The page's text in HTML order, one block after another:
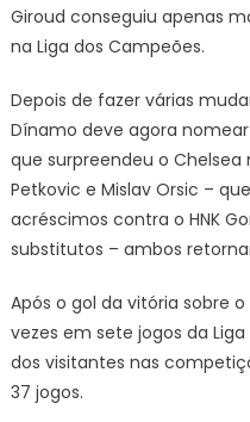
Giroud conseguiu apenas
na Liga dos Campeões.
Depois de fazer várias
Dínamo deve agora
que surpreendeu o
Petkovic e Mislav Orsic –
acréscimos contra o HNK
substitutos – ambos
Após o gol da vitória sobre
vezes em sete jogos da
dos visitantes nas
37 jogos.